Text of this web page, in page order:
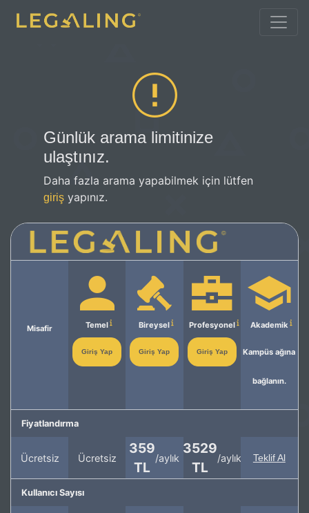
Günlük arama limitinize
ulaştınız.
Daha fazla arama yapabilmek için lütfen
giriş yapınız.
Misafir Temel
Giriş Yap
Bireysel
Giriş Yap
Profesyonel
Giriş Yap
Akademik
Kampüs ağına
bağlanın.
Fiyatlandırma
Ücretsiz Ücretsiz
359
TL
/aylık
3529
TL
/aylık Teklif Al
Kullanıcı Sayısı